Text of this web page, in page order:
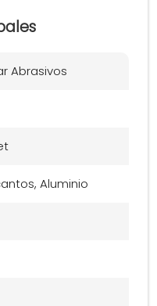
Abrasivos
Aluminio